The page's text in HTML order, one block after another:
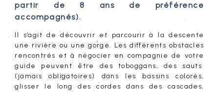
partir de 8 ans de préférence
accompagnés).
Il s’agit de découvrir et parcourir à la descente
une rivière ou une gorge. Les différents obstacles
rencontrés et à négocier en compagnie de votre
guide peuvent être des toboggans, des sauts
(jamais obligatoires) dans les bassins colorés,
glisser le long des cordes dans des cascades,